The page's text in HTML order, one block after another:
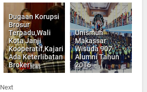
Dugaan Korupsi
Brosur
Terpadu,Wali
Kota Janji
Kooperatif,Kajari
Ada Keterlibatan
Broker
Unismuh
Makassar
Wisuda 907
Alumni Tahun
2016
Next